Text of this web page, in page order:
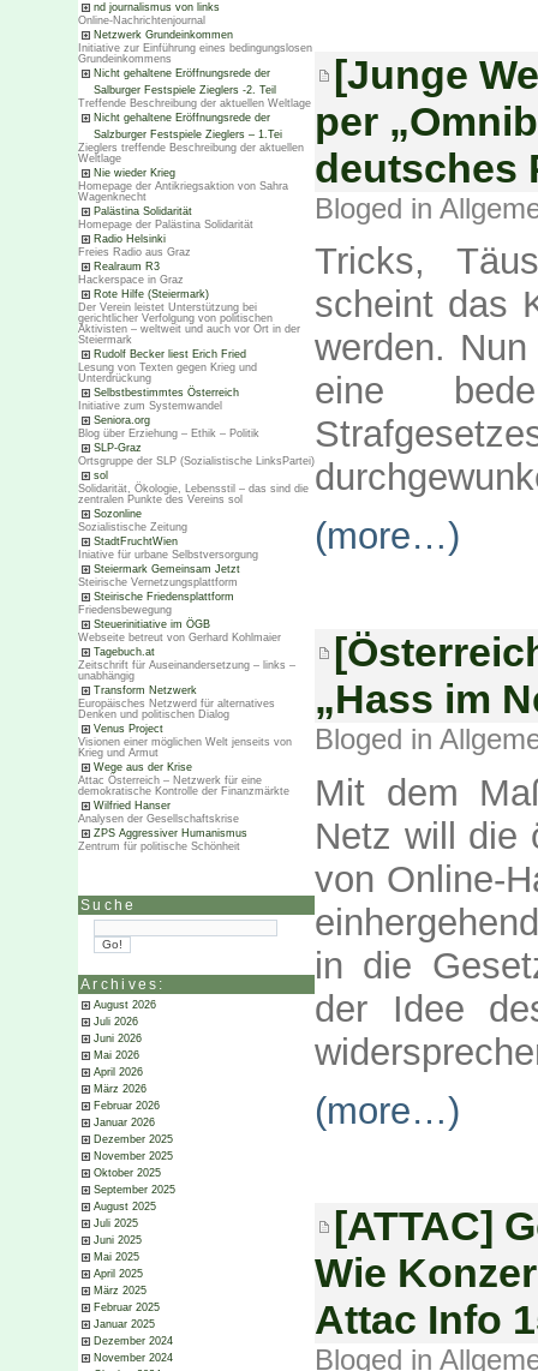
nd journalismus von links
Online-Nachrichtenjournal
Netzwerk Grundeinkommen
Initiative zur Einführung eines bedingungslosen
Grundeinkommens
Nicht gehaltene Eröffnungsrede der
Salburger Festspiele Zieglers -2. Teil
Treffende Beschreibung der aktuellen Weltlage
Nicht gehaltene Eröffnungsrede der
Salzburger Festspiele Zieglers – 1.Tei
Zieglers treffende Beschreibung der aktuellen
Weltlage
Nie wieder Krieg
Homepage der Antikriegsaktion von Sahra
Wagenknecht
Palästina Solidarität
Homepage der Palästina Solidarität
Radio Helsinki
Freies Radio aus Graz
Realraum R3
Hackerspace in Graz
Rote Hilfe (Steiermark)
Der Verein leistet Unterstützung bei
gerichtlicher Verfolgung von politischen
Aktivisten – weltweit und auch vor Ort in der
Steiermark
Rudolf Becker liest Erich Fried
Lesung von Texten gegen Krieg und
Unterdrückung
Selbstbestimmtes Österreich
Initiative zum Systemwandel
Seniora.org
Blog über Erziehung – Ethik – Politik
SLP-Graz
Ortsgruppe der SLP (Sozialistische LinksPartei)
sol
Solidarität, Ökologie, Lebensstil – das sind die
zentralen Punkte des Vereins sol
Sozonline
Sozialistische Zeitung
StadtFruchtWien
Iniative für urbane Selbstversorgung
Steiermark Gemeinsam Jetzt
Steirische Vernetzungsplattform
Steirische Friedensplattform
Friedensbewegung
Steuerinitiative im ÖGB
Webseite betreut von Gerhard Kohlmaier
Tagebuch.at
Zeitschrift für Auseinandersetzung – links –
unabhängig
Transform Netzwerk
Europäisches Netzwerd für alternatives
Denken und politischen Dialog
Venus Project
Visionen einer möglichen Welt jenseits von
Krieg und Armut
Wege aus der Krise
Attac Österreich – Netzwerk für eine
demokratische Kontrolle der Finanzmärkte
Wilfried Hanser
Analysen der Gesellschaftskrise
ZPS Aggressiver Humanismus
Zentrum für politische Schönheit
Suche
Archives:
August 2026
Juli 2026
Juni 2026
Mai 2026
April 2026
März 2026
Februar 2026
Januar 2026
Dezember 2025
November 2025
Oktober 2025
September 2025
August 2025
Juli 2025
Juni 2025
Mai 2025
April 2025
März 2025
Februar 2025
Januar 2025
Dezember 2024
November 2024
[Junge
per
deutsches
Bloged in
Tricks,
scheint das
werden.
eine
(more…)
„Hass im
Bloged in
Mit dem
Netz will die
von Online-
in die
der Idee
(more…)
[ATTAC]
Wie
Attac Info
Bloged in